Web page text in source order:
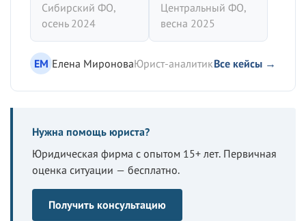
Сибирский ФО,
осень 2024
Центральный ФО,
весна 2025
ЕМ Елена МироноваЮрист-аналитикВсе кейсы →
Нужна помощь юриста?
Юридическая фирма с опытом 15+ лет. Первичная
оценка ситуации — бесплатно.
Получить консультацию